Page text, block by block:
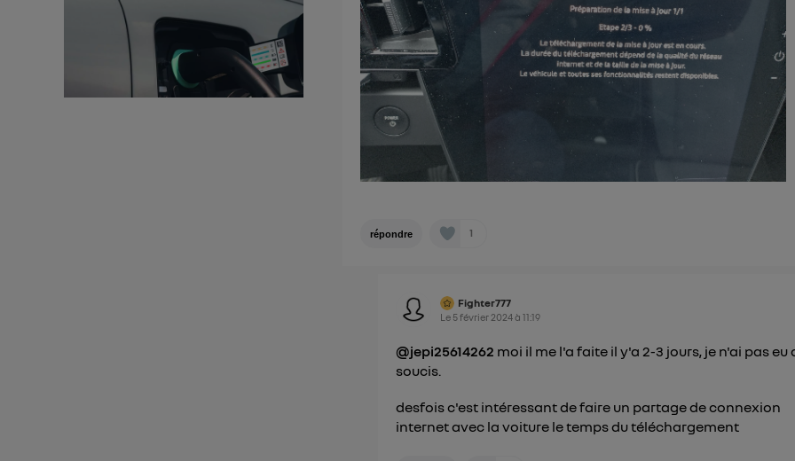
répondre 1
Fighter777
Le 5 février 2024à11:19
@jepi25614262 moi il me l'a faite il y'a 2-3 jours, je n'ai pas eu
soucis.
desfois c'est intéressant de faire un partage de connexion
internet avec la voiture le temps du téléchargement
") ou via la page « gérer Utiq » en bas de ce site.
d'informations, veuillez consulter
la Politique d'information sur les
personnelles d'Utiq.